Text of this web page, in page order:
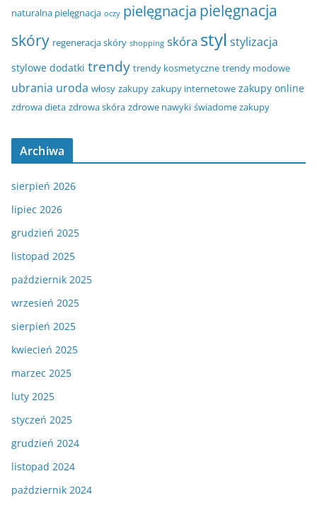
naturalna pielęgnacja oczy pielęgnacja pielęgnacja
skóry regeneracja skóry shopping skóra styl stylizacja
stylowe dodatki trendy trendy kosmetyczne trendy modowe
ubrania uroda włosy zakupy zakupy internetowe zakupy online
zdrowa dieta zdrowa skóra zdrowe nawyki świadome zakupy
Archiwa
sierpień 2026
lipiec 2026
grudzień 2025
listopad 2025
październik 2025
wrzesień 2025
sierpień 2025
kwiecień 2025
marzec 2025
luty 2025
styczeń 2025
grudzień 2024
listopad 2024
październik 2024